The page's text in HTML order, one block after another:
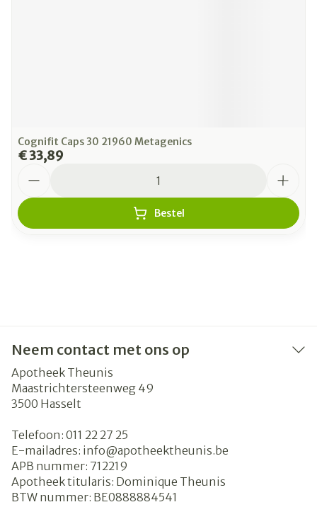
Cognifit Caps 30 21960 Metagenics
€ 33,89
Bestel
Neem contact met ons op
Apotheek Theunis
Maastrichtersteenweg 49
3500 Hasselt
Telefoon: 011 22 27 25
E-mailadres: info@apotheektheunis.be
APB nummer: 712219
Apotheek titularis: Dominique Theunis
BTW nummer: BE0888884541